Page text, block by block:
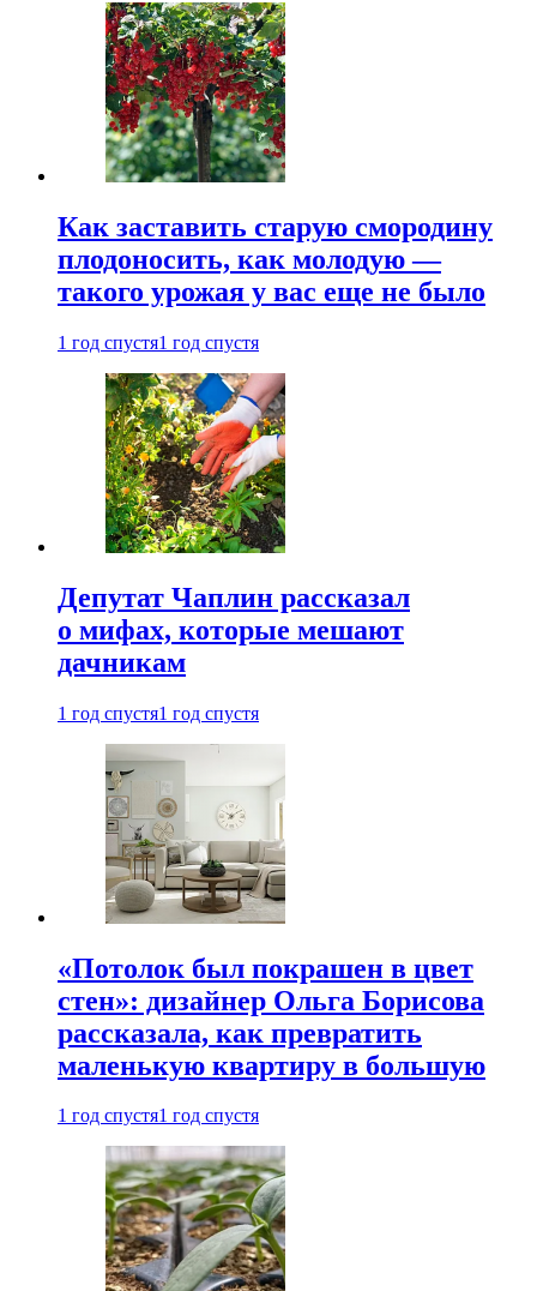
Как заставить старую смородину
плодоносить, как молодую —
такого урожая у вас еще не было
1 год спустя1 год спустя
Депутат Чаплин рассказал
о мифах, которые мешают
дачникам
1 год спустя1 год спустя
«Потолок был покрашен в цвет
стен»: дизайнер Ольга Борисова
рассказала, как превратить
маленькую квартиру в большую
1 год спустя1 год спустя